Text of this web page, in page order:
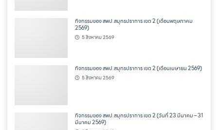
กิจกรรมของ สพป.สมุทรปราการ เขต 2 (เดือนพฤษภาคม
2569)
5 สิงหาคม 2569
กิจกรรมของ สพป.สมุทรปราการ เขต 2 (เดือนเมษายน 2569)
5 สิงหาคม 2569
กิจกรรมของ สพป.สมุทรปราการ เขต 2 (วันที่ 23 มีนาคม – 31
มีนาคม 2569)